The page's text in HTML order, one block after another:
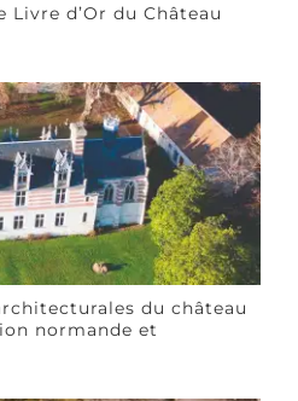
d’Or du Château
du château
normande et